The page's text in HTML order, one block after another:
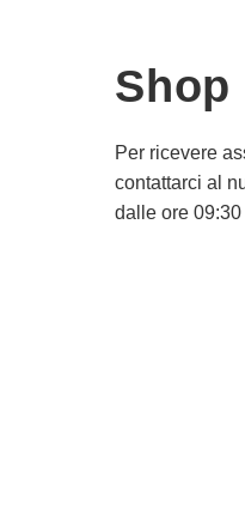
Shop
Per ricevere
contattarci al
dalle ore